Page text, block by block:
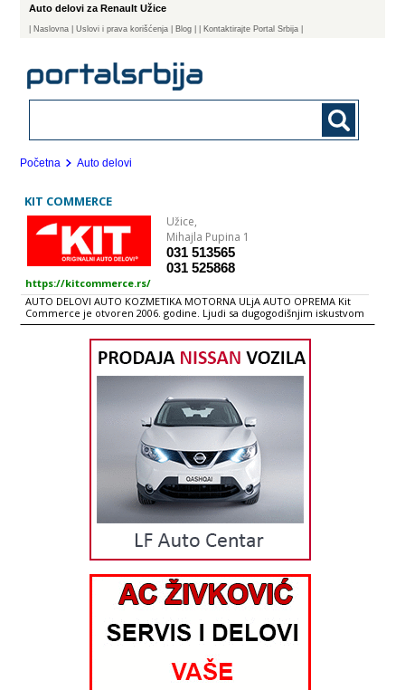
Auto delovi za Renault Užice
Naslovna | Uslovi i prava korišćenja Blog | Kontaktirajte Portal Srbija |
Početna Auto delovi
KIT COMMERCE
Užice,
Mihajla Pupina 1
031 513565
031 525868
https://kitcommerce.rs/
AUTO DELOVI AUTO KOZMETIKA MOTORNA ULjA AUTO OPREMA Kit
Commerce je otvoren 2006. godine. Ljudi sa dugogodišnjim iskustvom
u prodaji auto delova, auto opreme i auto kozmetike su se potrudili da
vam omoguće sve za vaš automobil na jednom mestu. Naš tim čine
mladi, energični i uspešni ljudi koji ciljaju ka tome da KIT Commerce
postane lider na našem tržištu za uvoz, distribuciju i prodaju auto
Commerce izgradio sistem koji garantuje visoke performense, kvalitet
usluga i pouzdanost. Naša kompanija od svog osnivanja pažljivo bira
svoje partnere. Danas ih imamo više od 2000, a dobavljači garantuju
široku paletu izuzetno kvalitetnih auto delova, auto opreme i
kozmetike. Distribucija auto delova se vrši iz vlastitog magacinskog
prostora sa lagera od preko 102.000 artikala, a plasira auto delove na
tržištu preko vlastitih kanala distribucije (veleprodaja i 21 maloprodajni
objekat), sa više od 210 zaposlenih. Višegodišnje iskustvo,
profesionalizam i isporuka auto delova, auto opreme i auto kozmetike
na vreme su odlike naše kompanije koja garantuje našim kupcima
visok kvalitet i usluge i proizvoda. ORIGINALNI AUTO DELOVI, AUTO
OPREMA i KOZMETIKA Kompanija KIT Commerce u svojoj ponudi ima
poznate brendove auto delova, auto opreme i kozmetike. Brendove
koje zastupamo i imamo u ponudi su: Luk, Ina, Fag, Ruville, Contitech,
Sachs, Valeo, KYB, Lemforder, Dayco, Ate, VDO, Ngk, Textar, Mintex,
Filtron, Swag, Pierburg, KWP, Herth+Buss, Beru, Denso, Mann, Cifam,
KolbenSchmidt, Facet, Dolz, Hengst, Ava, Magneti Marelli, Loctite,
Topran, Blue Print, Japko, Kleber, Meat&Doria, Victor Reinz, Elring,
Hoffer, Lampa, Corteco, Malo Akron, Vernet, First Automotive, Total,
Elf, Castrol, Mobil, Headline Classic, Varta, Liqui Moly, Selenia, Motul,
Pioneer, Alca, Arexons Kompanija KIT Commerce u svojoj ponudi ima
veliki izbor auto delova, auto opreme i kozmetike za sve